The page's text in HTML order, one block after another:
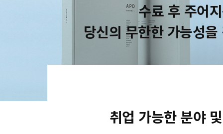
수료 후 주어
당신의 무한한 가능성
취업 가능한 분야